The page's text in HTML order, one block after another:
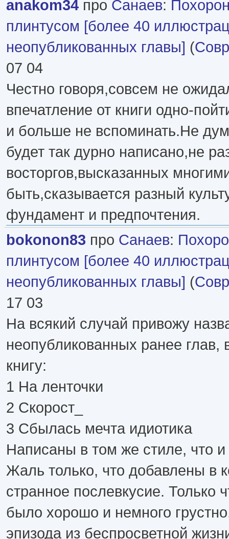
anakom34 про Санаев:
плинтусом [более 40
неопубликованных главы] (
07 04
Честно говоря,совсем не
впечатление от книги одно-
и больше не вспоминать.Не
будет так дурно написано,не
восторгов,высказанных
быть,сказывается разный
фундамент и предпочтения.
bokonon83 про Санаев:
плинтусом [более 40
неопубликованных главы] (
17 03
На всякий случай привожу
неопубликованных ранее глав,
книгу:
1 На ленточки
2 Скорост_
3 Сбылась мечта идиотика
Написаны в том же стиле, что и
Жаль только, что добавлены в
странное послевкусие. Только
было хорошо и немного
эпизода из беспросветной